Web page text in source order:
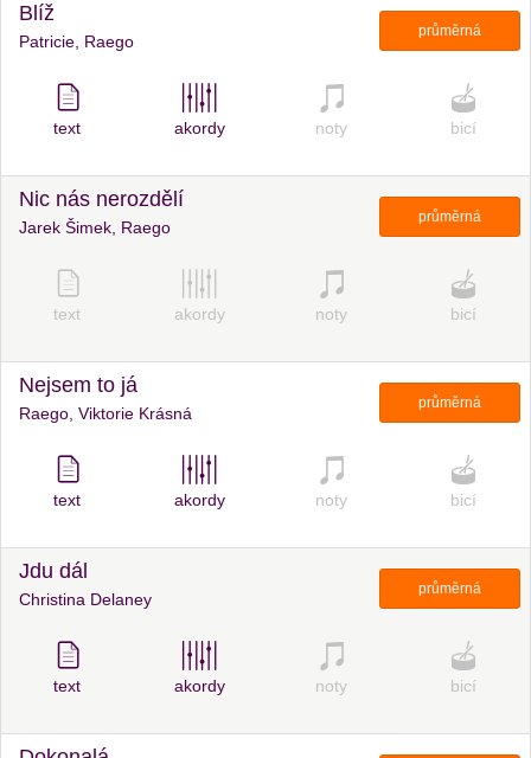
Blíž
Patricie, Raego
průměrná
text akordy noty bicí
Nic nás nerozdělí
Jarek Šimek, Raego
průměrná
text akordy noty bicí
Nejsem to já
Raego, Viktorie Krásná
průměrná
text akordy noty bicí
Jdu dál
Christina Delaney
průměrná
text akordy noty bicí